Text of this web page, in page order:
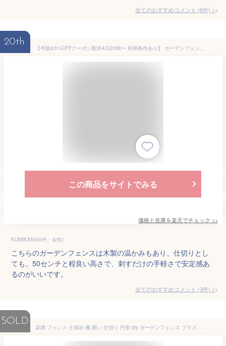
全てのおすすめコメント (6件) >
20th
【半額&5%OFFクーポン配布4日20時〜 利用条件あり】 ガーデンフェンス 木製 庭 フェンス 仕切り 目隠し 屋外 花壇 囲い 柵 高さ 50cm 全長 200cm ウッドフェンス ガーデニングフェンス 折りたたみ ガーデニング 木製フェンス
この商品をサイトでみる
価格と在庫を楽天でチェック >>
KUMIKAN(40代・女性)
こちらのガーデンフェンスは木製の温かみもあり、仕切りとし
ても。50センチと程良い高さで、刺すだけの手軽さで安定感あ
るのがいいです。
全てのおすすめコメント (3件) >
SOLD
花壇 フェンス 土留め 柵 囲い 仕切り 円形 diy ガーデンフェンス プラスチック 刺すだけ 白 10個 10枚 ホワイト おしゃれ 花壇フェンス 差し込み 連結 仕切り 連結式 ガーデニング 間仕切り庭造り 連結 園芸 庭 畑 玄関 プラスチック DIY 簡単設置 繋げる 目隠し 屋外